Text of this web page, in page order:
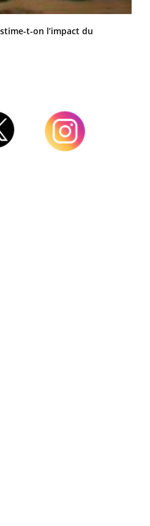
t-on l’impact du